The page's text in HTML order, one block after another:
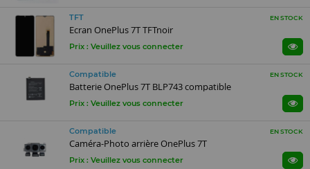
TFT EN STOCK
Ecran OnePlus 7T TFTnoir
Prix : Veuillez vous connecter
Compatible EN STOCK
Batterie OnePlus 7T BLP743 compatible
Prix : Veuillez vous connecter
Compatible EN STOCK
Caméra-Photo arrière OnePlus 7T
Prix : Veuillez vous connecter